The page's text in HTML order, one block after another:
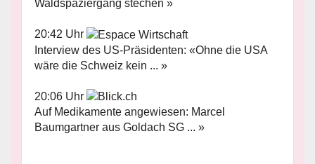
Waldspaziergang stechen »
20:42 Uhr
Interview des US-Präsidenten: «Ohne die USA
wäre die Schweiz kein ... »
20:06 Uhr
Auf Medikamente angewiesen: Marcel
Baumgartner aus Goldach SG ... »